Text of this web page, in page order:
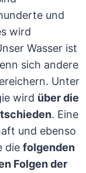
und
wird
Wasser ist
sich andere
Unter
wird über die
. Eine
und ebenso
die folgenden
Folgen der